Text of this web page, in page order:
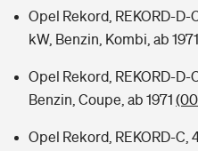
Opel Rekord, REKORD-D-
kW, Benzin, Kombi, ab 1971
Opel Rekord, REKORD-D-
Benzin, Coupe, ab 1971
Opel Rekord, REKORD-C,